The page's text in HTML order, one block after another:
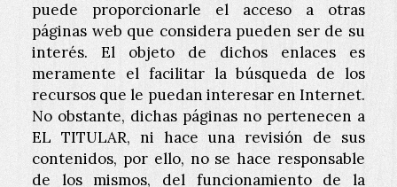
puede proporcionarle el acceso a otras
páginas web que considera pueden ser de su
interés. El objeto de dichos enlaces es
meramente el facilitar la búsqueda de los
recursos que le puedan interesar en Internet.
No obstante, dichas páginas no pertenecen a
EL TITULAR, ni hace una revisión de sus
contenidos, por ello, no se hace responsable
de los mismos, del funcionamiento de la